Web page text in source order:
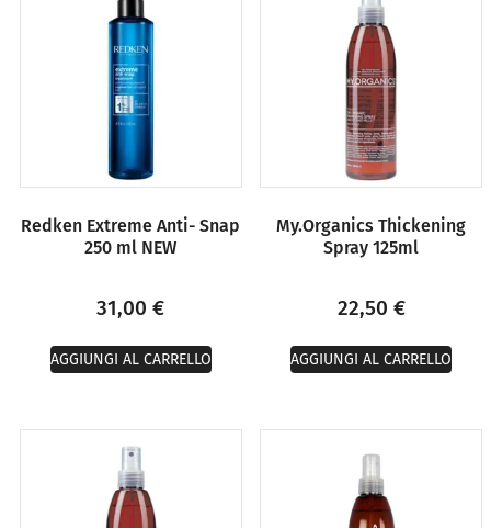
Redken Extreme Anti- Snap
250 ml NEW
31,00€
AGGIUNGI AL CARRELLO
My.Organics Thickening
Spray 125ml
22,50 €
AGGIUNGI AL CARRELLO